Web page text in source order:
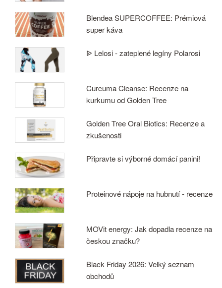
Blendea SUPERCOFFEE: Prémiová
super káva
ᐉ Lelosi - zateplené legíny Polarosi
Curcuma Cleanse: Recenze na
kurkumu od Golden Tree
Golden Tree Oral Biotics: Recenze a
zkušenosti
Připravte si výborné domácí panini!
Proteinové nápoje na hubnutí - recenze
MOVit energy: Jak dopadla recenze na
českou značku?
Black Friday 2026: Velký seznam
obchodů